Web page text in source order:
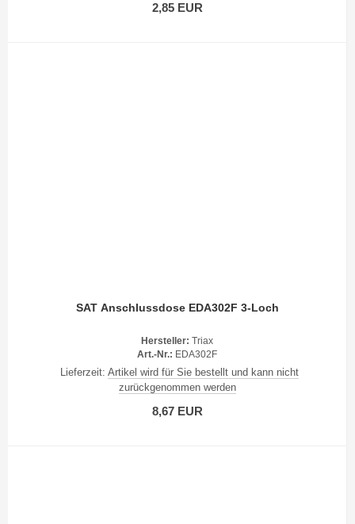
2,85 EUR
SAT Anschlussdose EDA302F 3-Loch
Hersteller: Triax
Art.-Nr.: EDA302F
Lieferzeit: Artikel wird für Sie bestellt und kann nicht
zurückgenommen werden
8,67 EUR